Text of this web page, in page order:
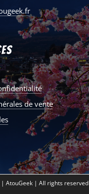
de vente
AtouGeek | All rights reserved